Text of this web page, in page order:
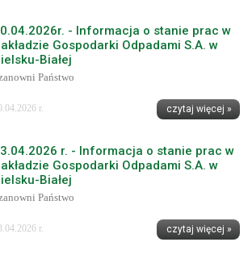
- Informacja o stanie prac w
Gospodarki Odpadami S.A. w
Białej
Państwo
r. czytaj więcej »
r. - Informacja o stanie prac w
Gospodarki Odpadami S.A. w
Białej
Państwo
r. czytaj więcej »